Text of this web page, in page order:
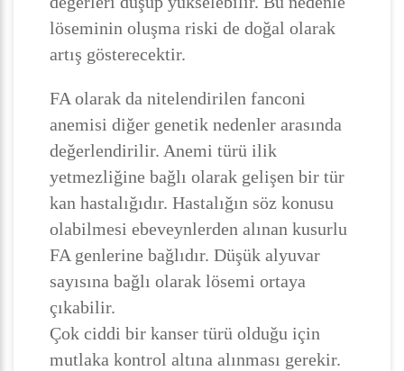
löseminin oluşma riski de doğal olarak
artış gösterecektir.
FA olarak da nitelendirilen fanconi
anemisi diğer genetik nedenler arasında
değerlendirilir. Anemi türü ilik
yetmezliğine bağlı olarak gelişen bir tür
kan hastalığıdır. Hastalığın söz konusu
olabilmesi ebeveynlerden alınan kusurlu
FA genlerine bağlıdır. Düşük alyuvar
sayısına bağlı olarak lösemi ortaya
çıkabilir.
Çok ciddi bir kanser türü olduğu için
mutlaka kontrol altına alınması gerekir.